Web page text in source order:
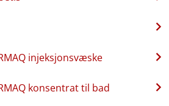
injeksjonsvæske
konsentrat til bad